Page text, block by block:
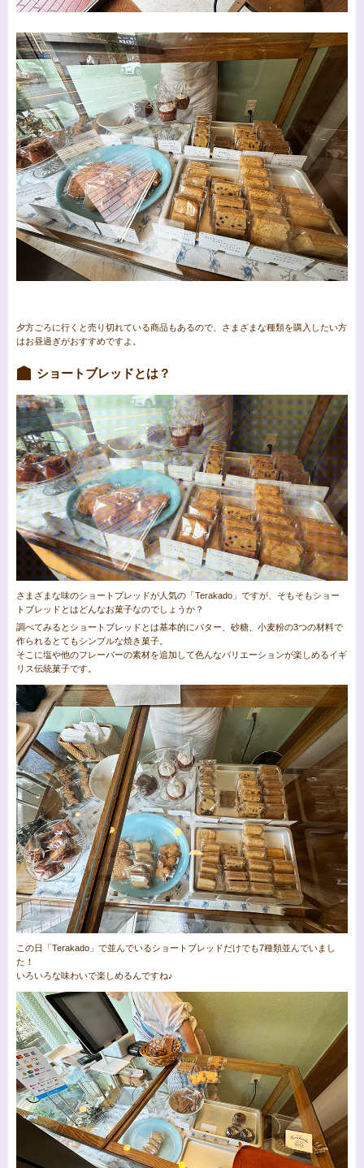
夕方ごろに行くと売り切れている商品もあるので、さまざまな種類を購入したい方
はお昼過ぎがおすすめですよ。
ショートブレッドとは？
さまざまな味のショートブレッドが人気の「Terakado」ですが、そもそもショー
トブレッドとはどんなお菓子なのでしょうか？
調べてみるとショートブレッドとは基本的にバター、砂糖、小麦粉の3つの材料で
作られるとてもシンプルな焼き菓子。
そこに塩や他のフレーバーの素材を追加して色んなバリエーションが楽しめるイギ
リス伝統菓子です。
この日「Terakado」で並んでいるショートブレッドだけでも7種類並んでいまし
た！
いろいろな味わいで楽しめるんですね♪